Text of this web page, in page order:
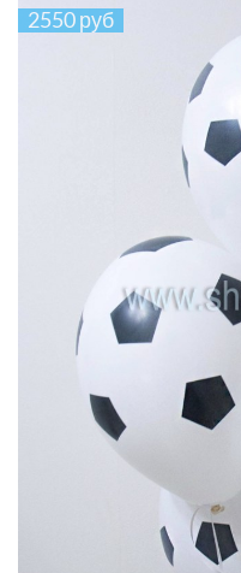
2550 руб